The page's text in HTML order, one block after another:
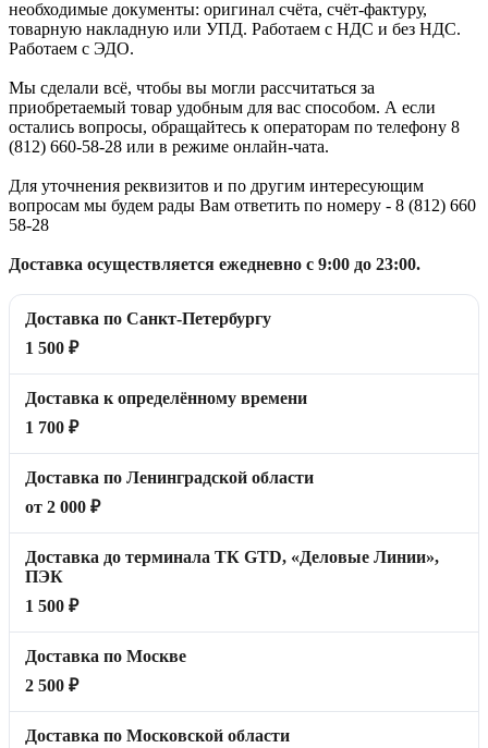
необходимые документы: оригинал счёта, счёт-фактуру,
товарную накладную или УПД. Работаем с НДС и без НДС.
Работаем с ЭДО.
Мы сделали всё, чтобы вы могли рассчитаться за
приобретаемый товар удобным для вас способом. А если
остались вопросы, обращайтесь к операторам по телефону 8
(812) 660-58-28 или в режиме онлайн-чата.
Для уточнения реквизитов и по другим интересующим
вопросам мы будем рады Вам ответить по номеру - 8 (812) 660
58-28
Доставка осуществляется ежедневно с 9:00 до 23:00.
Доставка по Санкт-Петербургу
1 500 ₽
Доставка к определённому времени
1 700 ₽
Доставка по Ленинградской области
от 2 000 ₽
Доставка до терминала ТК GTD, «Деловые Линии»,
ПЭК
1 500 ₽
Доставка по Москве
2 500 ₽
Доставка по Московской области